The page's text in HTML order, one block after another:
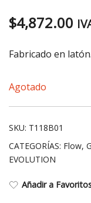
$4,872.00
Fabricado en latón.
Agotado
SKU: T118B01
CATEGORÍAS: Flow,
EVOLUTION
Añadir a